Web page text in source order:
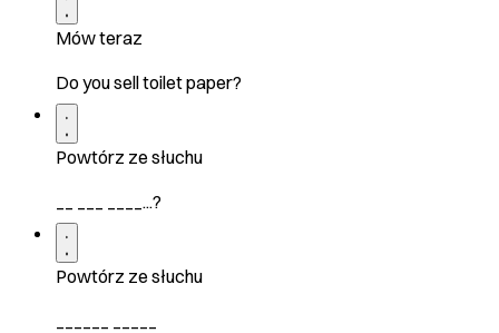
Mów teraz
Do you sell toilet paper?
Powtórz ze słuchu
__ ___ ____...?
Powtórz ze słuchu